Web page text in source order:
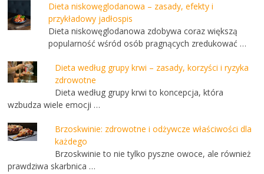
Dieta niskowęglodanowa – zasady, efekty i
przykładowy jadłospis
Dieta niskowęglodanowa zdobywa coraz większą
popularność wśród osób pragnących zredukować …
Dieta według grupy krwi – zasady, korzyści i ryzyka
zdrowotne
Dieta według grupy krwi to koncepcja, która
wzbudza wiele emocji …
Brzoskwinie: zdrowotne i odżywcze właściwości dla
każdego
Brzoskwinie to nie tylko pyszne owoce, ale również
prawdziwa skarbnica …